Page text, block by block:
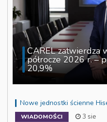
CAREL zatwierdza
półrocze 2026 r. –
20,9%
Nowe jednostki ścienne
WIADOMOŚCI 3 sie